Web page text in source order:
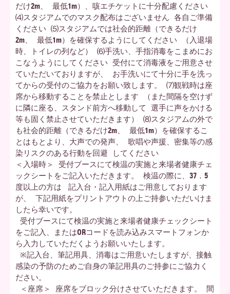
だけ2m、 最低1m）、咳エチケットに十分配慮ください
⑷スタジアムでのマスク配布はございません 各自ご準備
ください ⑸スタジアムでは社会的距離（できるだけ
2m、 最低1m）を確保するようにしてください （入退場
時、トイレの列など） ⑹手洗い、手指消毒をこまめにお
こなうようにしてください 受付にて消毒液をご用意させ
ていただいておりますが、 お手洗いにて十分に手を洗っ
てからの受付のご協力をお願い致します。 ⑺観戦時は座
席から移動することを禁止とします （また間隔を空けず
に隣に座る、スタンド前方へ移動して 選手に声をかける
等も固く禁止させていただきます） ⑻スタジアムの外で
も社会的距離（できるだけ2m、 最低1m）を確保するこ
とはもとより、大声での発声、 歌唱や声援、密集等の感
染リスクのある行動を回避 してください
＜入場時＞ 受付ブースにて検温の実施と来場者健康チェ
ックシートをご記入いただきます。 検温の際に、37．5
度以上の方は 記入台・記入用紙はご用意しております
が、 下記用紙をプリントアウトの上ご持参いただいけま
したら幸いです。
受付ブースにて検温の実施と来場者健康チェックシート
をご記入、またはORコードを読み込みスマートフォンか
ら入力していただくようお願いいたします。
※記入台、筆記用具、消毒はご用意いたしますが、接触
感染の予防のためご自身の筆記用具のご持参にご協力く
ださい。
＜座席＞ 座席をブロック分けさせていただきます。 間